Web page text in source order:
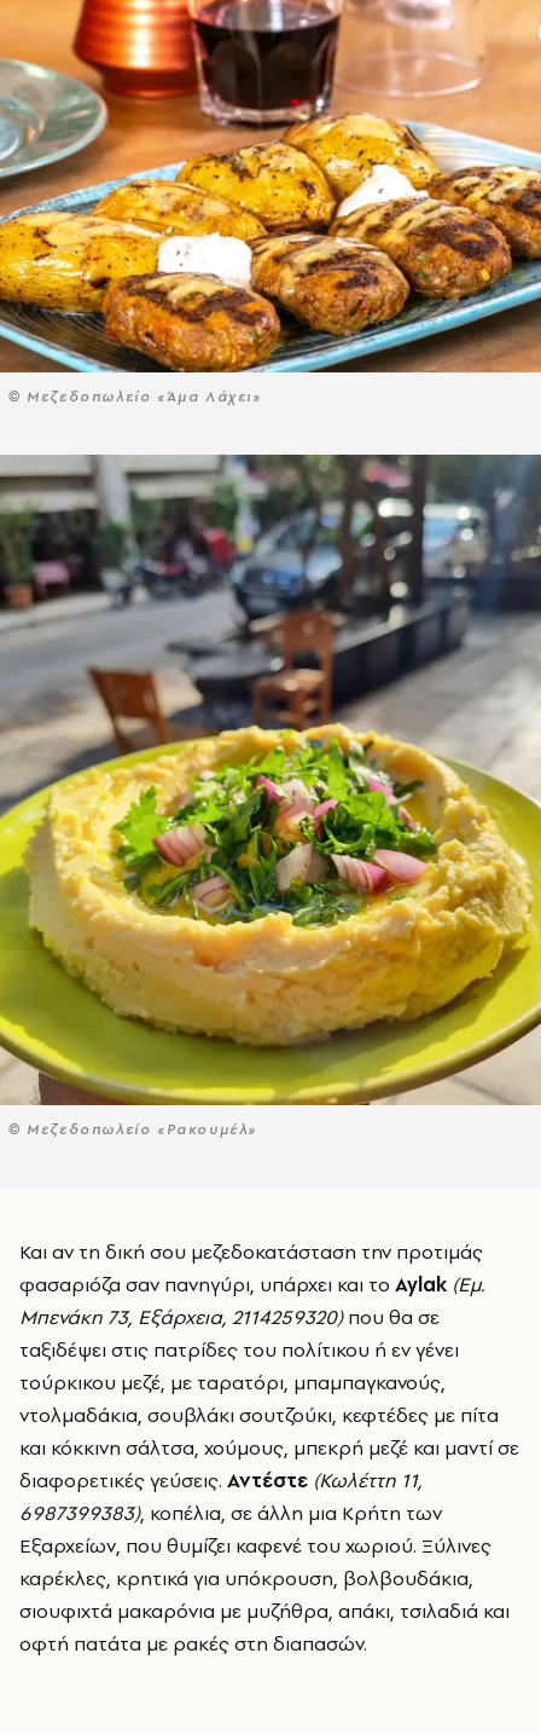
© Μεζεδοπωλείο «Άμα Λάχει»
© Μεζεδοπωλείο «Ρακουμέλ»
Και αν τη δική σου μεζεδοκατάσταση την προτιμάς
φασαριόζα σαν πανηγύρι, υπάρχει και το Aylak (Εμ.
Μπενάκη 73, Εξάρχεια, 2114259320)που θα σε
ταξιδέψει στις πατρίδες του πολίτικου ή εν γένει
τούρκικου μεζέ, με ταρατόρι, μπαμπαγκανούς,
ντολμαδάκια, σουβλάκι σουτζούκι, κεφτέδες με πίτα
και κόκκινη σάλτσα, χούμους, μπεκρή μεζέ και μαντί σε
διαφορετικές γεύσεις. Αντέστε (Κωλέττη 11,
6987399383), κοπέλια, σε άλλη μια Κρήτη των
Εξαρχείων, που θυμίζει καφενέ του χωριού. Ξύλινες
καρέκλες, κρητικά για υπόκρουση, βολβουδάκια,
σιουφιχτά μακαρόνια με μυζήθρα, απάκι, τσιλαδιά και
οφτή πατάτα με ρακές στη διαπασών.